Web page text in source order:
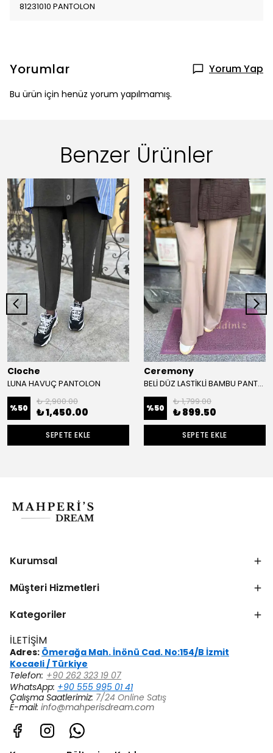
81231010 PANTOLON
Yorumlar Yorum Yap
Bu ürün için henüz yorum yapılmamış.
Benzer Ürünler
Cloche
LUNA HAVUÇ PANTOLON
%50
₺ 2,900.00
₺ 1,450.00
SEPETE EKLE
Ceremony
BELİ DÜZ LASTİKLİ BAMBU PANTOLON
%50
₺ 1,799.00
₺ 899.50
SEPETE EKLE
Kurumsal
Müşteri Hizmetleri
Kategoriler
İLETİŞİM
Adres: Ömerağa Mah. İnönü Cad. No:154/B İzmit
Kocaeli / Türkiye
Telefon: +90 262 323 19 07
WhatsApp: +90 555 995 01 41
Çalışma Saatlerimiz: 7/24 Online Satış
E-mail: info@mahperisdream.com